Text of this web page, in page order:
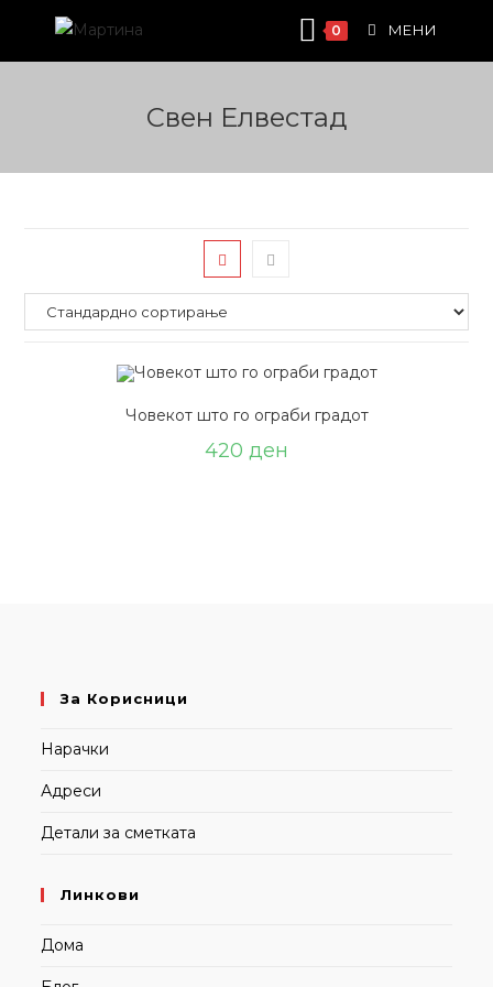
content
0 МЕНИ
Свен Елвестад
Човекот што го ограби градот
420 ден
За Корисници
Нарачки
Адреси
Детали за сметката
Линкови
Дома